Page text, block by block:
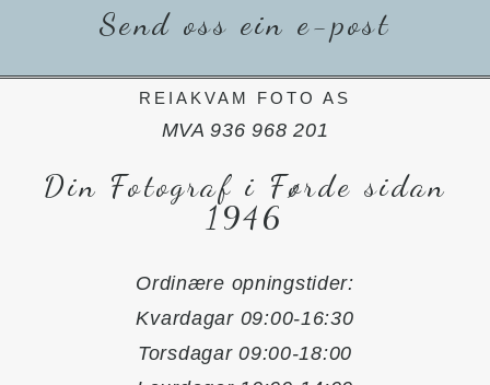
Send oss ein e-post
REIAKVAM FOTO AS
MVA 936 968 201
Din Fotograf i Førde sidan
1946
Ordinære opningstider:
Kvardagar 09:00-16:30
Torsdagar 09:00-18:00